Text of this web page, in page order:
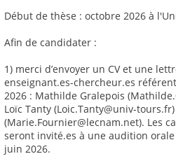
Début de thèse : octobre 2026 à
Afin de candidater :
1) merci d’envoyer un CV et une
enseignant.es-chercheur.es
2026 : Mathilde Gralepois
Loïc Tanty (Loic.Tanty@univ-
(Marie.Fournier@lecnam.net). Les
seront invité.es à une audition
juin 2026.